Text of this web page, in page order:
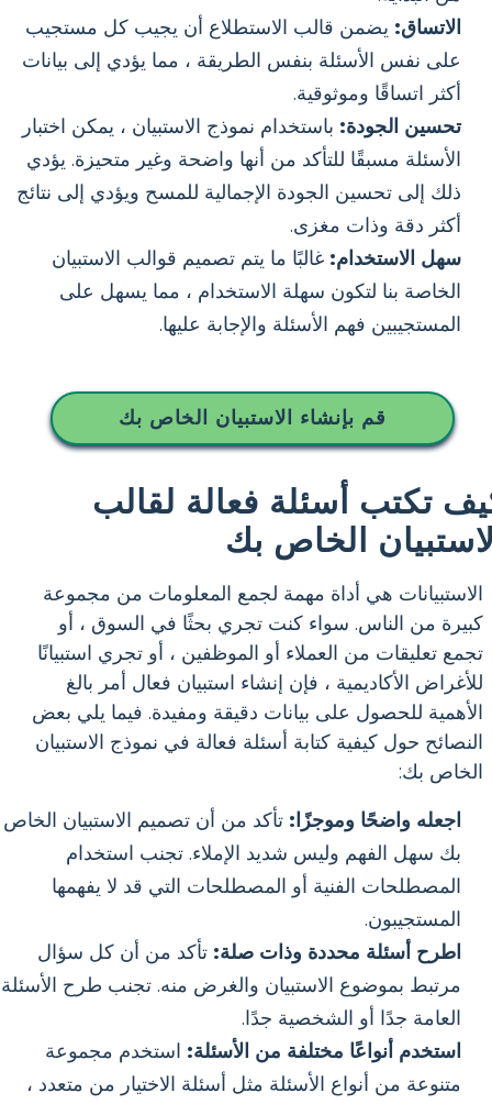
الاتساق: يضمن قالب الاستطلاع أن يجيب كل مستجيب
على نفس الأسئلة بنفس الطريقة ، مما يؤدي إلى بيانات
أكثر اتساقًا وموثوقية.
تحسين الجودة: باستخدام نموذج الاستبيان ، يمكن اختبار
الأسئلة مسبقًا للتأكد من أنها واضحة وغير متحيزة. يؤدي
ذلك إلى تحسين الجودة الإجمالية للمسح ويؤدي إلى نتائج
أكثر دقة وذات مغزى.
سهل الاستخدام: غالبًا ما يتم تصميم قوالب الاستبيان
الخاصة بنا لتكون سهلة الاستخدام ، مما يسهل على
المستجيبين فهم الأسئلة والإجابة عليها.
قم بإنشاء الاستبيان الخاص بك
تكتب أسئلة فعالة لقالب
الخاص بك
الاستبيانات هي أداة مهمة لجمع المعلومات من مجموعة
كبيرة من الناس. سواء كنت تجري بحثًا في السوق ، أو
تجمع تعليقات من العملاء أو الموظفين ، أو تجري استبيانًا
للأغراض الأكاديمية ، فإن إنشاء استبيان فعال أمر بالغ
الأهمية للحصول على بيانات دقيقة ومفيدة. فيما يلي بعض
النصائح حول كيفية كتابة أسئلة فعالة في نموذج الاستبيان
الخاص بك:
اجعله واضحًا وموجزًا: تأكد من أن تصميم الاستبيان الخاص
بك سهل الفهم وليس شديد الإملاء. تجنب استخدام
المصطلحات الفنية أو المصطلحات التي قد لا يفهمها
المستجيبون.
اطرح أسئلة محددة وذات صلة: تأكد من أن كل سؤال
مرتبط بموضوع الاستبيان والغرض منه. تجنب طرح الأسئلة
العامة جدًا أو الشخصية جدًا.
استخدم أنواعًا مختلفة من الأسئلة: استخدم مجموعة
متنوعة من أنواع الأسئلة مثل أسئلة الاختيار من متعدد ،